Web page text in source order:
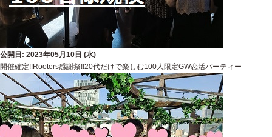
公開日: 2023年05月10日 (水)
開催確定!!Rooters感謝祭!!20代だけで楽しむ100人限定GW恋活パーティー